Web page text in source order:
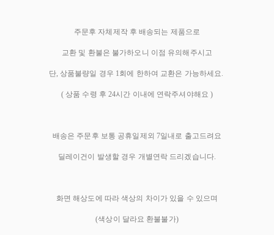
주문후 자체제작 후 배송되는 제품으로
교환 및 환불은 불가하오니 이점 유의해주시고
단, 상품불량일 경우 1회에 한하여 교환은 가능하세요.
( 상품 수령 후 24시간 이내에 연락주셔야해요 )
배송은 주문후 보통 공휴일제외 7일내로 출고드려요
딜레이건이 발생할 경우 개별연락 드리겠습니다.
화면 해상도에 따라 색상의 차이가 있을 수 있으며
(색상이 달라요 환불불가)